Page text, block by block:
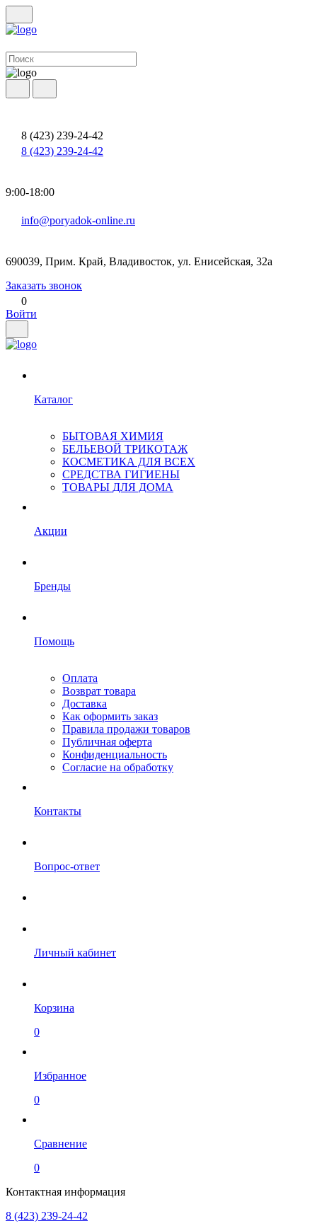
8 (423) 239-24-42
8 (423) 239-24-42
9:00-18:00
info@poryadok-online.ru
690039, Прим. Край, Владивосток, ул. Енисейская, 32а
Заказать звонок
0
Войти
Каталог
БЫТОВАЯ ХИМИЯ
БЕЛЬЕВОЙ ТРИКОТАЖ
КОСМЕТИКА ДЛЯ ВСЕХ
СРЕДСТВА ГИГИЕНЫ
ТОВАРЫ ДЛЯ ДОМА
Акции
Бренды
Помощь
Оплата
Возврат товара
Доставка
Как оформить заказ
Правила продажи товаров
Публичная оферта
Конфиденциальность
Согласие на обработку
Контакты
Вопрос-ответ
Личный кабинет
Корзина
0
Избранное
0
Сравнение
0
Контактная информация
8 (423) 239-24-42